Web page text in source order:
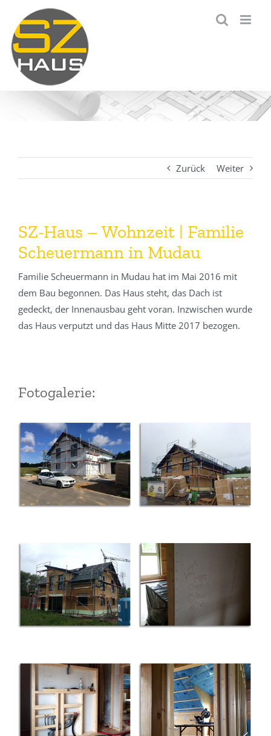
Inhalt
springen
Zurück Weiter
SZ-Haus – Wohnzeit | Familie
Scheuermann in Mudau
Familie Scheuermann in Mudau hat im Mai 2016 mit
dem Bau begonnen. Das Haus steht, das Dach ist
gedeckt, der Innenausbau geht voran. Inzwischen wurde
das Haus verputzt und das Haus Mitte 2017 bezogen.
Fotogalerie: